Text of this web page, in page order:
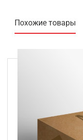
Похожие товары